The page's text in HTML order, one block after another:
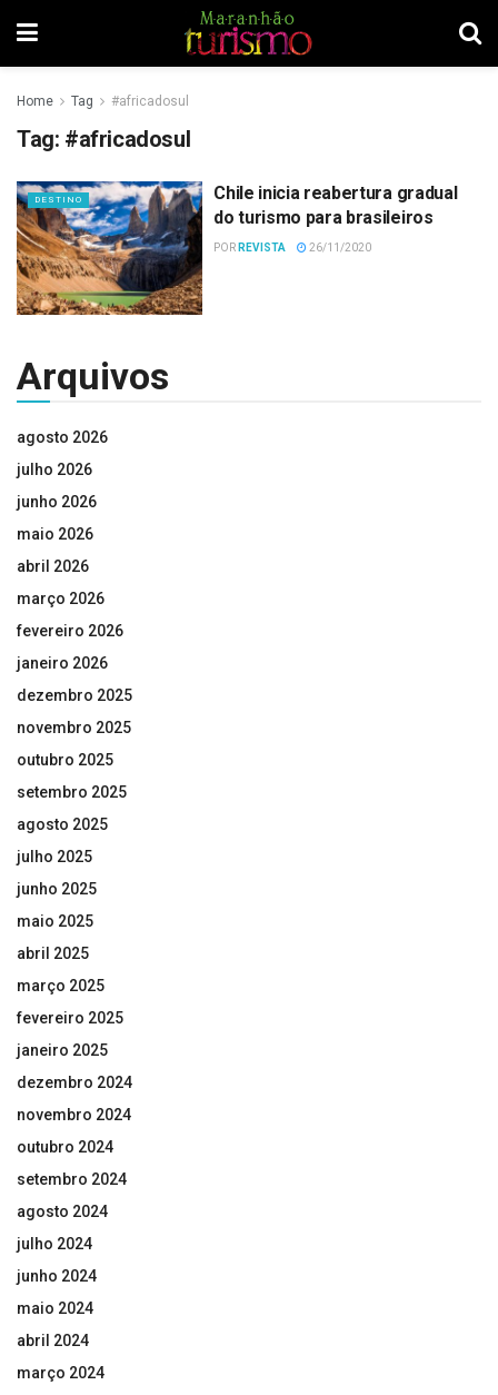
Home Tag #africadosul
Tag: #africadosul
DESTINO
Chile inicia reabertura gradual
do turismo para brasileiros
POR REVISTA 26/11/2020
Arquivos
agosto 2026
julho 2026
junho 2026
maio 2026
abril 2026
março 2026
fevereiro 2026
janeiro 2026
dezembro 2025
novembro 2025
outubro 2025
setembro 2025
agosto 2025
julho 2025
junho 2025
maio 2025
abril 2025
março 2025
fevereiro 2025
janeiro 2025
dezembro 2024
novembro 2024
outubro 2024
setembro 2024
agosto 2024
julho 2024
junho 2024
maio 2024
abril 2024
março 2024